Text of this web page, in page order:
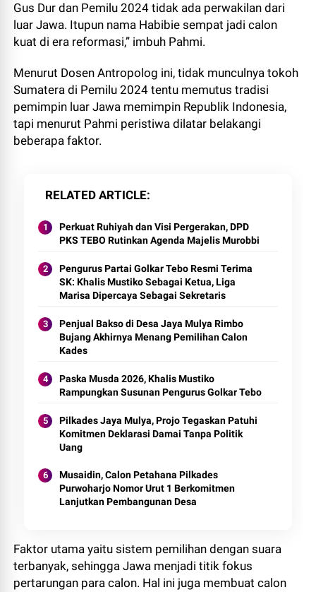
Gus Dur dan Pemilu 2024 tidak ada perwakilan dari
luar Jawa. Itupun nama Habibie sempat jadi calon
kuat di era reformasi,” imbuh Pahmi.
Menurut Dosen Antropolog ini, tidak munculnya tokoh
Sumatera di Pemilu 2024 tentu memutus tradisi
pemimpin luar Jawa memimpin Republik Indonesia,
tapi menurut Pahmi peristiwa dilatar belakangi
beberapa faktor.
RELATED ARTICLE
Perkuat Ruhiyah dan Visi Pergerakan, DPD
PKS TEBO Rutinkan Agenda Majelis Murobbi
Pengurus Partai Golkar Tebo Resmi Terima
SK: Khalis Mustiko Sebagai Ketua, Liga
Marisa Dipercaya Sebagai Sekretaris
Penjual Bakso di Desa Jaya Mulya Rimbo
Bujang Akhirnya Menang Pemilihan Calon
Kades
Paska Musda 2026, Khalis Mustiko
Rampungkan Susunan Pengurus Golkar Tebo
Pilkades Jaya Mulya, Projo Tegaskan Patuhi
Komitmen Deklarasi Damai Tanpa Politik
Uang
Musaidin, Calon Petahana Pilkades
Purwoharjo Nomor Urut 1 Berkomitmen
Lanjutkan Pembangunan Desa
Faktor utama yaitu sistem pemilihan dengan suara
terbanyak, sehingga Jawa menjadi titik fokus
pertarungan para calon. Hal ini juga membuat calon